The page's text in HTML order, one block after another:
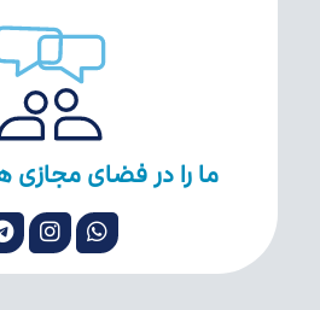
ما را در فضای مجازی